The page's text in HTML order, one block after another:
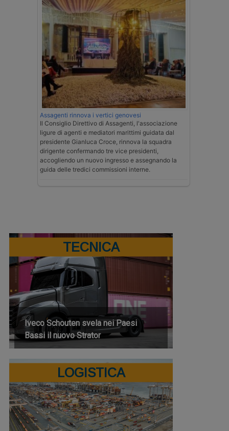
Assagenti rinnova i vertici genovesi
Il Consiglio Direttivo di Assagenti, l'associazione
ligure di agenti e mediatori marittimi guidata dal
presidente Gianluca Croce, rinnova la squadra
dirigente confermando tre vice presidenti,
accogliendo un nuovo ingresso e assegnando la
guida delle tredici commissioni interne.
TECNICA
Iveco Schouten svela nei Paesi
Bassi il nuovo Strator
LOGISTICA